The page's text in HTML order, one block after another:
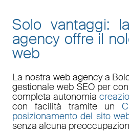
Solo vantaggi:
agency offre il
web
La nostra web agency a
gestionale web SEOper
completa autonomia
con facilità tramite un
posizionamento del sito
senza alcuna